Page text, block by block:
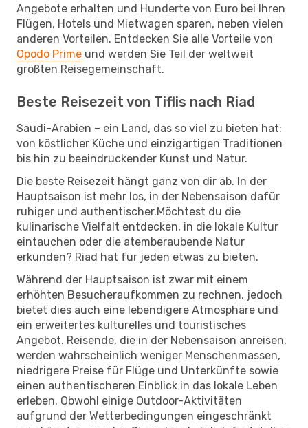
Angebote erhalten und Hunderte von Euro bei Ihren
Flügen, Hotels und Mietwagen sparen, neben vielen
anderen Vorteilen. Entdecken Sie alle Vorteile von
Opodo Prime und werden Sie Teil der weltweit
größten Reisegemeinschaft.
Beste Reisezeit von Tiflis nach Riad
Saudi-Arabien – ein Land, das so viel zu bieten hat:
von köstlicher Küche und einzigartigen Traditionen
bis hin zu beeindruckender Kunst und Natur.
Die beste Reisezeit hängt ganz von dir ab. In der
Hauptsaison ist mehr los, in der Nebensaison dafür
ruhiger und authentischer.Möchtest du die
kulinarische Vielfalt entdecken, in die lokale Kultur
eintauchen oder die atemberaubende Natur
erkunden? Riad hat für jeden etwas zu bieten.
Während der Hauptsaison ist zwar mit einem
erhöhten Besucheraufkommen zu rechnen, jedoch
bietet dies auch eine lebendigere Atmosphäre und
ein erweitertes kulturelles und touristisches
Angebot. Reisende, die in der Nebensaison anreisen,
werden wahrscheinlich weniger Menschenmassen,
niedrigere Preise für Flüge und Unterkünfte sowie
einen authentischeren Einblick in das lokale Leben
erleben. Obwohl einige Outdoor-Aktivitäten
aufgrund der Wetterbedingungen eingeschränkt